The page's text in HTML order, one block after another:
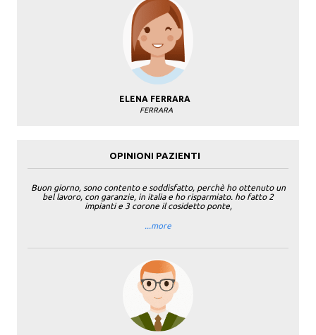
ELENA FERRARA
FERRARA
OPINIONI PAZIENTI
Buon giorno, sono contento e soddisfatto, perchè ho ottenuto un
bel lavoro, con garanzie, in italia e ho risparmiato. ho fatto 2
impianti e 3 corone il cosidetto ponte,
...more